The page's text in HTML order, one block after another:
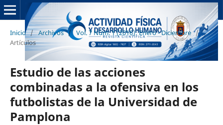
Inicio / Archivos / Vol. 7 Núm. 1 (2016): Enero - Diciembre /
Artículos
Estudio de las acciones
combinadas a la ofensiva en los
futbolistas de la Universidad de
Pamplona